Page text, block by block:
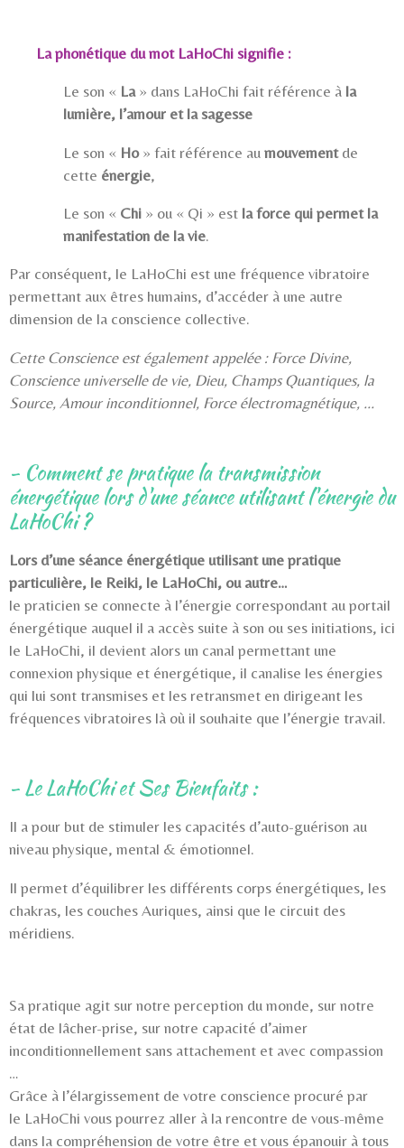
La phonétique du mot LaHoChi signifie :
Le son « La » dans LaHoChi fait référence à la
lumière, l’amour et la sagesse
Le son « Ho » fait référence au mouvement de
cette énergie,
Le son « Chi » ou « Qi » est la force qui permet la
manifestation de la vie.
Par conséquent, le LaHoChi est une fréquence vibratoire
permettant aux êtres humains, d’accéder à une autre
dimension de la conscience collective.
Cette Conscience est également appelée : Force Divine,
Conscience universelle de vie, Dieu, Champs Quantiques, la
Source, Amour inconditionnel, Force électromagnétique, ...
- Comment se pratique la transmission
énergétique lors d'une séance utilisant l'énergie du
LaHoChi ?
Lors d’une séance énergétique utilisant une pratique
particulière, le Reiki, le LaHoChi, ou autre…
le praticien se connecte à l’énergie correspondant au portail
énergétique auquel il a accès suite à son ou ses initiations, ici
le LaHoChi, il devient alors un canal permettant une
connexion physique et énergétique, il canalise les énergies
qui lui sont transmises et les retransmet en dirigeant les
fréquences vibratoires là où il souhaite que l’énergie travail.
- Le LaHoChi et Ses Bienfaits :
Il a pour but de stimuler les capacités d’auto-guérison au
niveau physique, mental & émotionnel.
Il permet d’équilibrer les différents corps énergétiques, les
chakras, les couches Auriques, ainsi que le circuit des
méridiens.
Sa pratique agit sur notre perception du monde, sur notre
état de lâcher-prise, sur notre capacité d’aimer
inconditionnellement sans attachement et avec compassion
…
Grâce à l’élargissement de votre conscience procuré par
le LaHoChi vous pourrez aller à la rencontre de vous-même
dans la compréhension de votre être et vous épanouir à tous